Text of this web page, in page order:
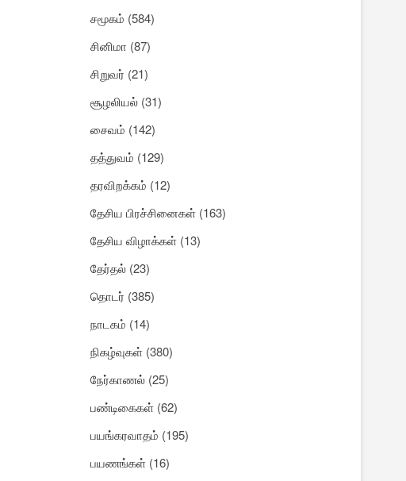
சமூகம் (584)
சினிமா (87)
சிறுவர் (21)
சூழலியல் (31)
சைவம் (142)
தத்துவம் (129)
தரவிறக்கம் (12)
தேசிய பிரச்சினைகள் (163)
தேசிய விழாக்கள் (13)
தேர்தல் (23)
தொடர் (385)
நாடகம் (14)
நிகழ்வுகள் (380)
நேர்காணல் (25)
பண்டிகைகள் (62)
பயங்கரவாதம் (195)
பயணங்கள் (16)